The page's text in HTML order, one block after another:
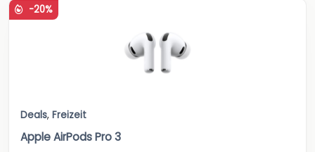
-20%
Deals, Freizeit
Apple AirPods Pro 3